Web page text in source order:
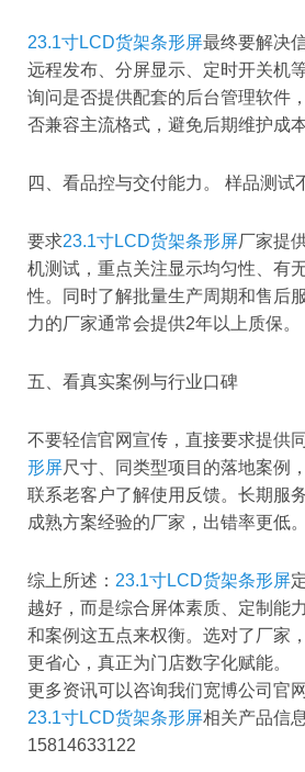
23.1寸LCD货架条形屏最终要解决
远程发布、分屏显示、定时开关机
询问是否提供配套的后台管理软件
否兼容主流格式，避免后期维护成本
四、看品控与交付能力。 样品测试
要求23.1寸LCD货架条形屏厂家提
机测试，重点关注显示均匀性、有
性。同时了解批量生产周期和售后
力的厂家通常会提供2年以上质保。
五、看真实案例与行业口碑
不要轻信官网宣传，直接要求提供同
形屏尺寸、同类型项目的落地案例
联系老客户了解使用反馈。长期服
成熟方案经验的厂家，出错率更低。
综上所述： 23.1寸LCD货架条形屏
越好，而是综合屏体素质、定制能
和案例这五点来权衡。选对了厂家
更省心，真正为门店数字化赋能。
更多资讯可以咨询我们宽博公司官
23.1寸LCD货架条形屏相关产品信
15814633122